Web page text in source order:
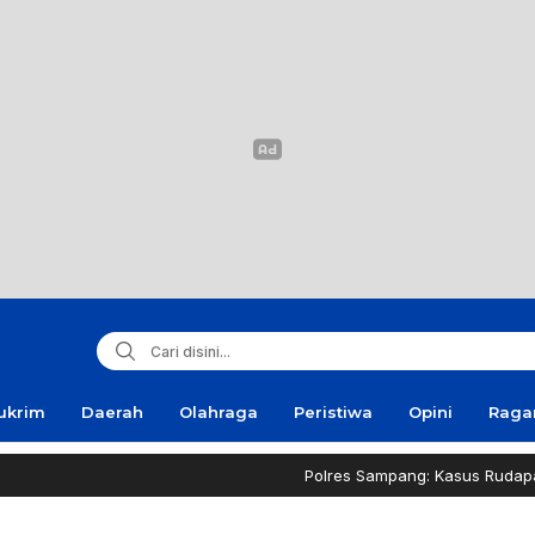
Daerah Olahraga Peristiwa Opini
Polres Sampang: Kasus Rudapaksa